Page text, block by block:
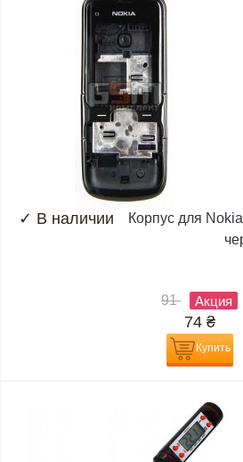
✓ В наличии
Корпус для
91 Акция
74 ₴
Купить